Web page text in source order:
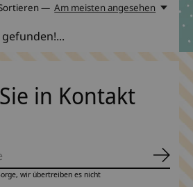
— Am meisten angesehen
in Kontakt
wir übertreiben es nicht